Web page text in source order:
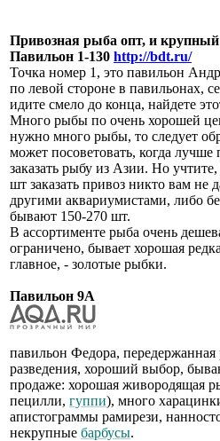
Привозная рыба опт, и
Павильон 1-130 http://bdt.ru/
Точка номер 1, это павильон
по левой стороне в павильонах,
идите смело до конца, найдете
Много рыбы по очень хорошей
нужно много рыбы, то следует
может посоветовать, когда лучше
заказать рыбу из Азии. Но
шт заказать привоз никто вам не
другими аквариумистами, либо
бывают 150-270 шт.
В ассортименте рыба очень
ограничено, бывает хорошая
главное, - золотые рыбки.
Павильон 9А
павильон Федора, передержанная
разведения, хороший выбор,
продаже: хорошая живородящая
пецилли, гуппи), много
апистограммы рамирези,
некрупные барбусы.